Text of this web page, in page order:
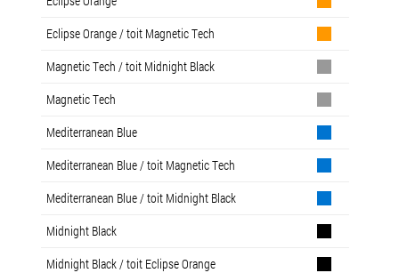
Eclipse Orange / toit Magnetic Tech
Magnetic Tech / toit Midnight Black
Magnetic Tech
Mediterranean Blue
Mediterranean Blue / toit Magnetic Tech
Mediterranean Blue / toit Midnight Black
Midnight Black
Midnight Black / toit Eclipse Orange